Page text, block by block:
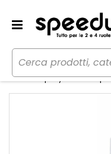
Home Auto Cura
Profumi spray Cesare